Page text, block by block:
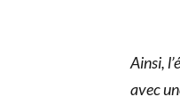
Ainsi,
avec